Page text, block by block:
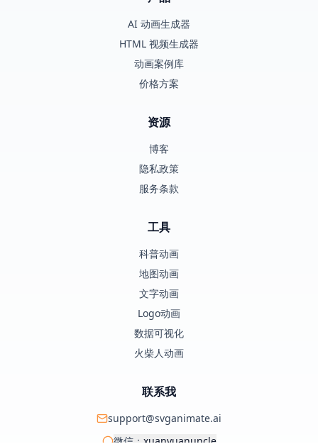
AI 动画生成器
HTML 视频生成器
动画案例库
价格方案
资源
博客
隐私政策
服务条款
工具
科普动画
地图动画
文字动画
Logo动画
数据可视化
火柴人动画
联系我
support@svganimate.ai
微信： xuanyuanuncle